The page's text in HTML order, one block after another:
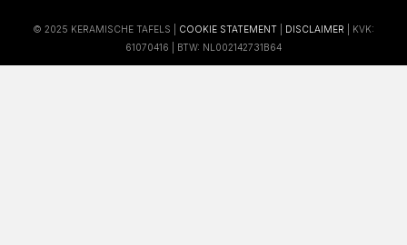
© 2025 KERAMISCHE TAFELS | COOKIE STATEMENT DISCLAIMER | KVK:
61070416 | BTW: NL002142731B64